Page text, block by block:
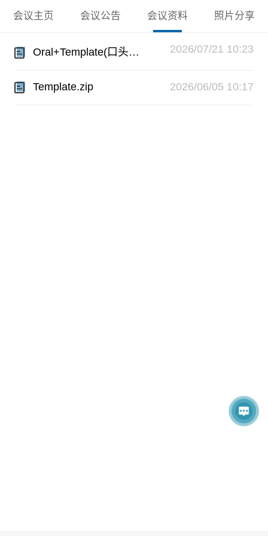
会议主页 会议公告 会议资料 照片分享
Oral+Template(口头报告模板）.doc 2026/07/21 10:23
Template.zip 2026/06/05 10:17